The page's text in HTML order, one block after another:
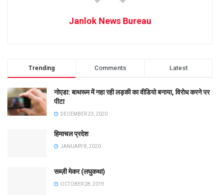
Janlok News Bureau
Trending Comments Latest
नोएडा: बाथरूम में नहा रही लड़की का वीडियो बनाया, विरोध करने पर
पीटा
DECEMBER 23, 2020
हिमाचल प्रदेश
JANUARY 8, 2020
सब्ज़ी मेकर (लघुकथा)
OCTOBER 28, 2019